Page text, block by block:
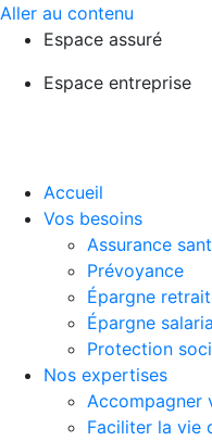
Aller au contenu
Espace assuré
Espace entreprise
Accueil
Vos besoins
Assurance
Prévoyance
Épargne
Épargne
Protection
Nos expertises
Accompagner
Faciliter la vie